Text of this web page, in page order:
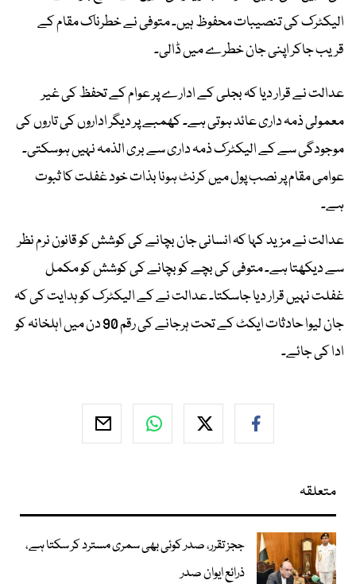
الیکٹرک کی تنصیبات محفوظ ہیں۔ متوفی نے خطرناک مقام کے
قریب جاکر اپنی جان خطرے میں ڈالی۔
عدالت نے قرار دیا کہ بجلی کے ادارے پر عوام کے تحفظ کی غیر
معمولی ذمہ داری عائد ہوتی ہے۔ کھمبے پر دیگر اداروں کی تاروں کی
موجودگی سے کے الیکٹرک ذمہ داری سے بری الذمہ نہیں ہوسکتی۔
عوامی مقام پر نصب پول میں کرنٹ ہونا بذات خود غفلت کا ثبوت
ہے۔
عدالت نے مزید کہا کہ انسانی جان بچانے کی کوشش کو قانون نرم نظر
سے دیکھتا ہے۔ متوفی کی بچے کو بچانے کی کوشش کو مکمل
غفلت نہیں قرار دیا جاسکتا۔ عدالت نے کے الیکٹرک کو ہدایت کی کہ
جان لیوا حادثات ایکٹ کے تحت ہرجانے کی رقم 90 دن میں اہلخانہ کو
ادا کی جائے۔
متعلقہ
ججز تقرر، صدر کوئی بھی سمری مسترد کر سکتا ہے،
ذرائع ایوان صدر